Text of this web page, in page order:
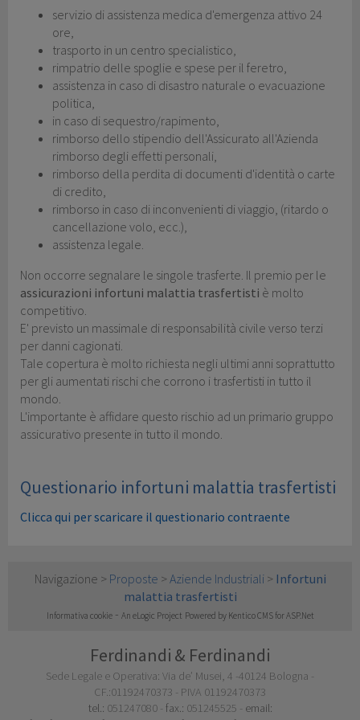
servizio di assistenza medica d'emergenza attivo 24
ore,
trasporto in un centro specialistico,
rimpatrio delle spoglie e spese per il feretro,
assistenza in caso di disastro naturale o evacuazione
politica,
in caso di sequestro/rapimento,
rimborso dello stipendio dell'Assicurato all'Azienda
rimborso degli effetti personali,
rimborso della perdita di documenti d'identità o carte
di credito,
rimborso in caso di inconvenienti di viaggio, (ritardo o
cancellazione volo, ecc.),
assistenza legale.
Non occorre segnalare le singole trasferte. Il premio per le
assicurazioni infortuni malattia trasfertisti è molto
competitivo.
E' previsto un massimale di responsabilità civile verso terzi
per danni cagionati.
Tale copertura è molto richiesta negli ultimi anni soprattutto
per gli aumentati rischi che corrono i trasfertisti in tutto il
mondo.
L'importante è affidare questo rischio ad un primario gruppo
assicurativo presente in tutto il mondo.
Questionario infortuni malattia trasfertisti
Clicca qui per scaricare il questionario contraente
Navigazione > Proposte >Aziende Industriali> Infortuni
malattia trasfertisti
Informativa cookie- An eLogic Project Powered by Kentico CMS for ASP.Net
Ferdinandi & Ferdinandi
Sede Legale e Operativa: Via de’ Musei, 4 -40124 Bologna -
CF.:01192470373 - PIVA 01192470373
tel.: 051247080 - fax.: 051245525 - email: